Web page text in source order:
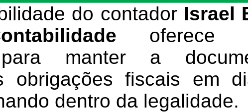
do contador Israel
oferece
manter a
obrigações fiscais em
dentro da legalidade.